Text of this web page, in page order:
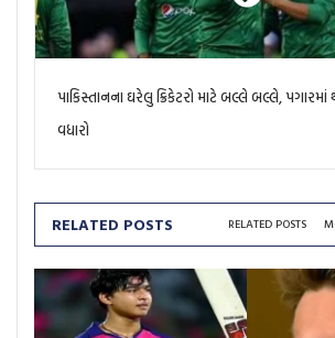
પાકિસ્તાનના ઘરેલુ ક્રિકેટરો માટે બલ્લે બલ્લે, પગારમાં
વધારો
RELATED POSTS RELATED POSTS